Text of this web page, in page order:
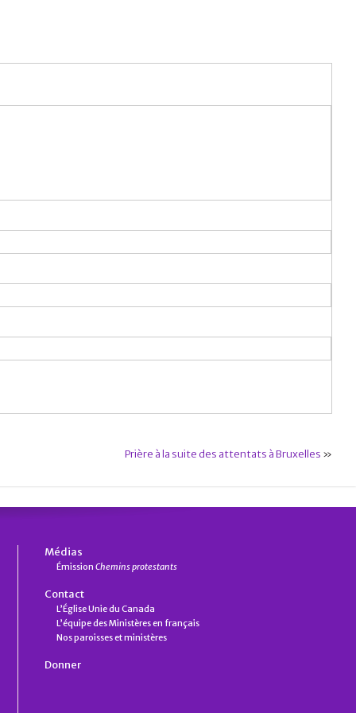
Prière à la suite des attentats à Bruxelles »
Médias
Émission Chemins protestants
Contact
L’Église Unie du Canada
L’équipe des Ministères en français
Nos paroisses et ministères
Donner